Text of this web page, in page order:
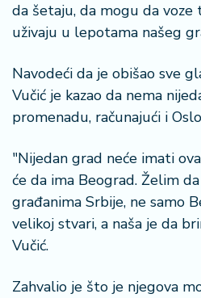
da šetaju, da mogu da
uživaju u lepotama našeg
Navodeći da je obišao sve
Vučić je kazao da nema
promenadu, računajući i
"Nijedan grad neće imati
će da ima Beograd. Želim
građanima Srbije, ne samo
velikoj stvari, a naša je da
Vučić.
Zahvalio je što je njegova